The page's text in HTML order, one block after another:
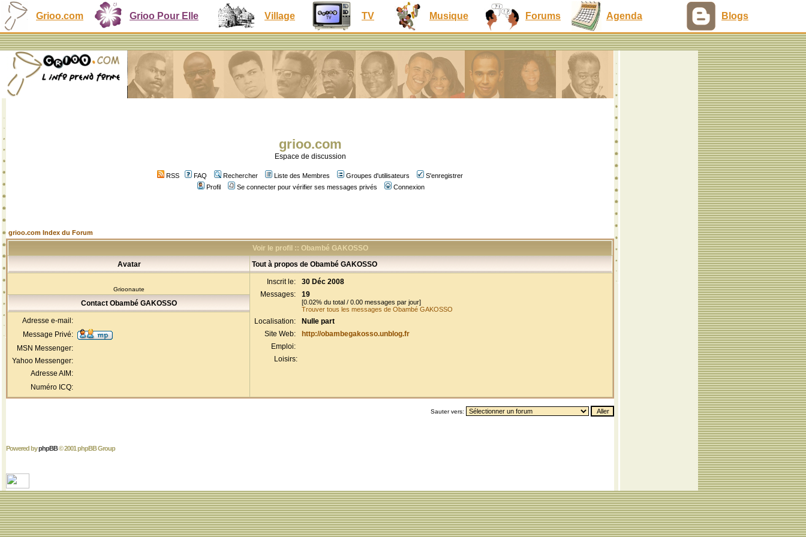
Grioo.com Grioo Pour Elle Village TV Musique Forums Agenda Blogs
grioo.com
Espace de discussion
RSS FAQ Rechercher Liste des Membres Groupes d'utilisateurs
S'enregistrer
Profil
Se connecter pour vérifier ses messages privés Connexion
grioo.com Index du Forum
Voir le profil :: Obambé GAKOSSO
Avatar
Tout à propos de Obambé GAKOSSO
Grioonaute
Inscrit le:
30 Déc 2008
Messages:
19
[0.02% du total / 0.00 messages par jour]
Trouver tous les messages de Obambé GAKOSSO
Localisation:
Nulle part
Site Web:
http://obambegakosso.unblog.fr
Emploi:
Loisirs:
Contact Obambé GAKOSSO
Adresse e-mail:
Message Privé:
MSN Messenger:
Yahoo Messenger:
Adresse AIM:
Numéro ICQ:
Sauter vers:
Powered byphpBB© 2001 phpBB Group